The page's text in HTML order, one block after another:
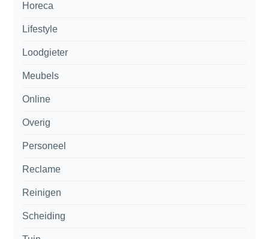
Horeca
Lifestyle
Loodgieter
Meubels
Online
Overig
Personeel
Reclame
Reinigen
Scheiding